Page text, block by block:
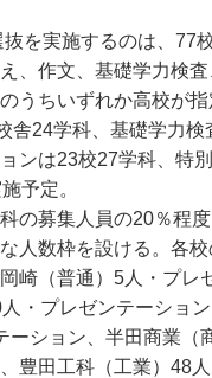
を実施するのは、77
、作文、基礎学力検
うちいずれか高校が
舎24学科、基礎学力検
ンは23校27学科、特
予定。
の募集人員の20％程
人数枠を設ける。各
崎（普通）5人・プレ
・プレゼンテーショ
ーション、半田商業（
豊田工科（工業）48